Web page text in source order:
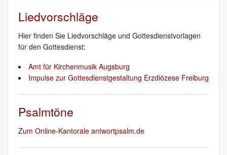
Liedvorschläge
Hier finden Sie Liedvorschläge und Gottesdienstvorlagen
für den Gottesdienst:
Amt für Kirchenmusik Augsburg
Impulse zur Gottesdienstgestaltung Erzdiözese Freiburg
Psalmtöne
Zum Online-Kantorale antwortpsalm.de